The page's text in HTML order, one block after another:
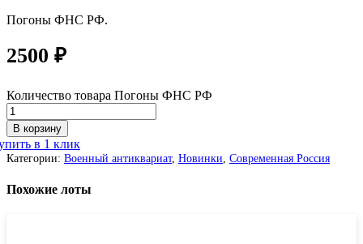
Погоны ФНС РФ.
2500 ₽
Количество товара Погоны ФНС РФ
В корзину
в 1 клик
Категории: Военный антиквариат, Новинки Современная Россия
Похожие лоты